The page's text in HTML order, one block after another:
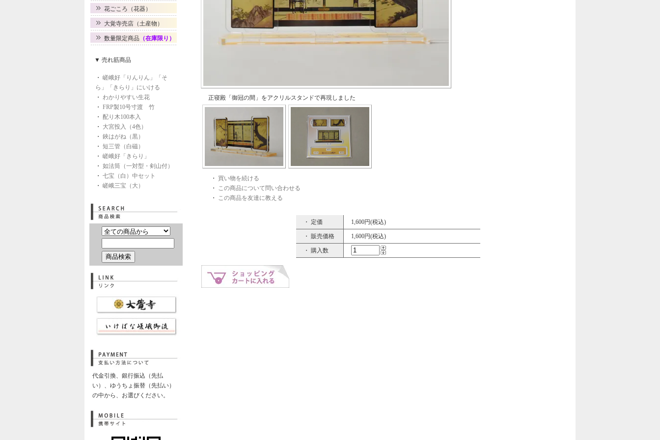
花ごころ（花器）
大覚寺売店（土産物）
数量限定商品 （在庫限り）
▼ 売れ筋商品
・ 嵯峨好「りんりん」「そ
ら」「きらり」にいける
・ わかりやすい生花
・ FRP製10号寸渡 竹
・ 配り木100本入
・ 大宮投入（4色）
・ 鋏はがね（黒）
・ 短三管（白磁）
・ 嵯峨好「きらり」
・ 如法筒（一対型・剣山付）
・ 七宝（白）中セット
・ 嵯峨三宝（大）
代金引換、銀行振込（先払
い）、ゆうちょ振替（先払い）
の中から、お選びください。
正寝殿「御冠の間」をアクリルスタンドで再現しました
・ 買い物を続ける
・ この商品について問い合わせる
・ この商品を友達に教える
・ 定価 1,600円(税込)
・ 販売価格 1,600円(税込)
・ 購入数